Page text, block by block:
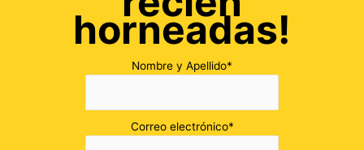
horneadas!
Nombre y Apellido*
Correo electrónico*